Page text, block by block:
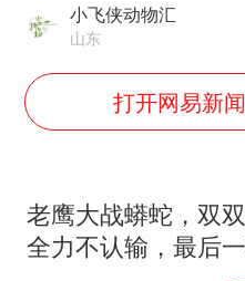
NBA
加沙
小飞侠动物汇
山东
打开网易新
老鹰大战蟒蛇，双
全力不认输，最后